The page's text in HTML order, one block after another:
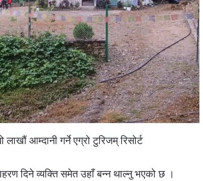
आम्दानी गर्ने एग्रो टुरिजम् रिसोर्ट
दिने व्यक्ति समेत उहाँ बन्न थाल्नु भएको छ ।